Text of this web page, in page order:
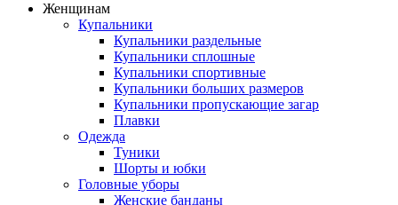
Женщинам
Купальники
Купальники раздельные
Купальники сплошные
Купальники спортивные
Купальники больших размеров
Купальники пропускающие загар
Плавки
Одежда
Туники
Шорты и юбки
Головные уборы
Женские банданы